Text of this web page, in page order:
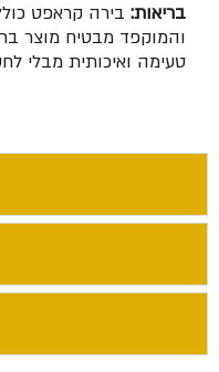
בריאות: בירה קראפט
והמוקפד מבטיח מוצר
טעימה ואיכותית מבלי